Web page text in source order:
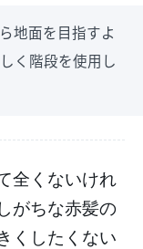
地面を目指すよ
く階段を使用し
全くないけれ
がちな赤髪の
くしたくない